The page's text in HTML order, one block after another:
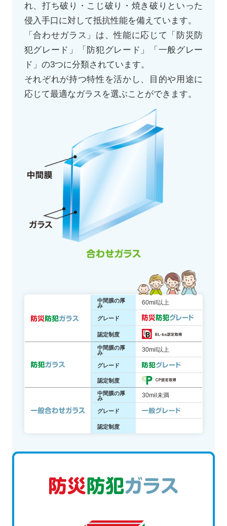
れ、打ち破り・こじ破り・焼き破りといった
侵入手口に対して抵抗性能を備えています。
「合わせガラス」は、性能に応じて「防災防
犯グレード」「防犯グレード」「一般グレー
ド」の3つに分類されています。
それぞれが持つ特性を活かし、目的や用途に
応じて最適なガラスを選ぶことができます。
中間膜の厚
み
60mil以上
グレード
認定制度
中間膜の厚
み
30mil以上
グレード
認定制度
中間膜の厚
み
30mil未満
グレード
認定制度